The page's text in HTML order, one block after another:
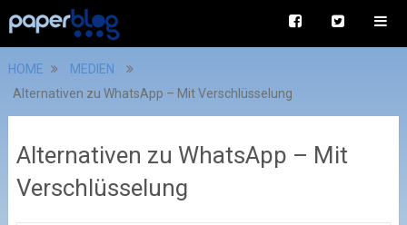
HOME
MEDIEN
Alternativen zu WhatsApp – Mit Verschlüsselung
Alternativen zu WhatsApp – Mit
Verschlüsselung